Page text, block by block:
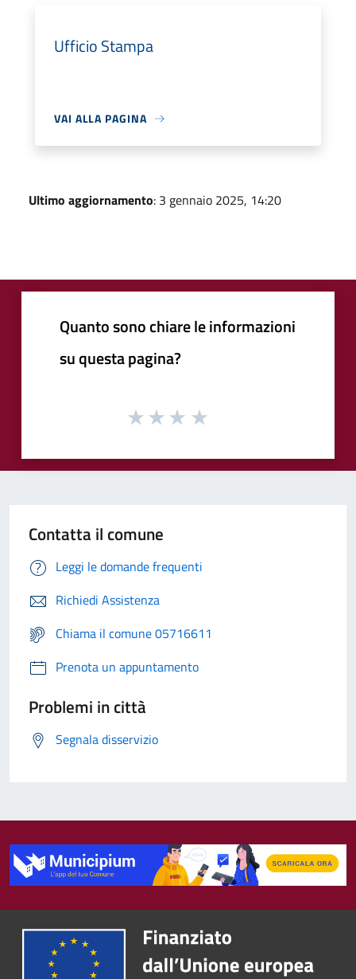
Ufficio Stampa
VAI ALLA PAGINA
Ultimo aggiornamento: 3 gennaio 2025, 14:20
Quanto sono chiare le informazioni
su questa pagina?
Contatta il comune
Leggi le domande frequenti
Richiedi Assistenza
Chiama il comune 05716611
Prenota un appuntamento
Problemi in città
Segnala disservizio